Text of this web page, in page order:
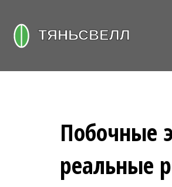
Побочные
реальные